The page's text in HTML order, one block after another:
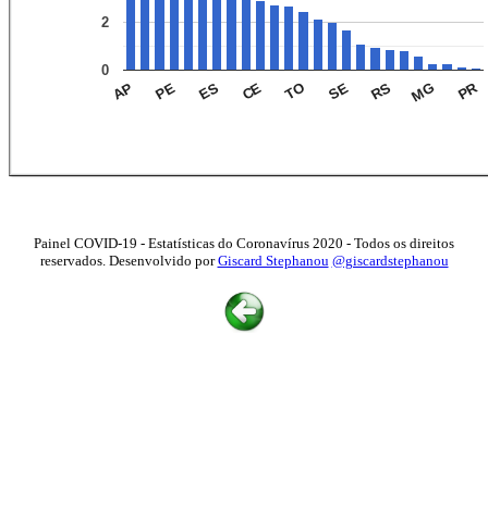
AP PE ES CE TO SE RS MG PR
0
2
Painel COVID-19 - Estatísticas do Coronavírus 2020 - Todos os direitos
reservados. Desenvolvido porGiscard Stephanou @giscardstephanou